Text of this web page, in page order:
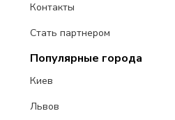
Контакты
Стать партнером
Популярные города
Киев
Львов